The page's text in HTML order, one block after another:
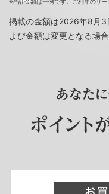
掲載の金額は2026年8月3
よび金額は変更となる場